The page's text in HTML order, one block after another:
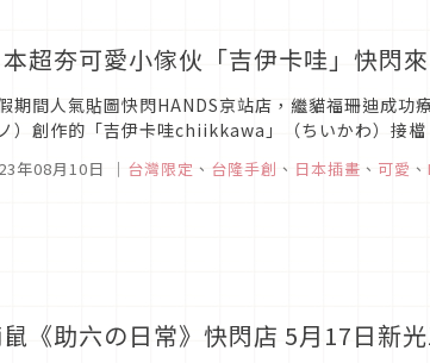
本超夯可愛小傢伙「吉伊卡哇」快閃
期間人氣貼圖快閃HANDS京站店，繼貓福珊迪成
）創作的「吉伊卡哇chiikkawa」（ちいかわ）接
點愛哭鬼，但性格十分善良，她和夥伴們靠著除草和
年08月10日 ｜ 台灣限定 、 台隆手創 、 日本插畫 、 可愛 、
《助六の日常》快閃店 5月17日新